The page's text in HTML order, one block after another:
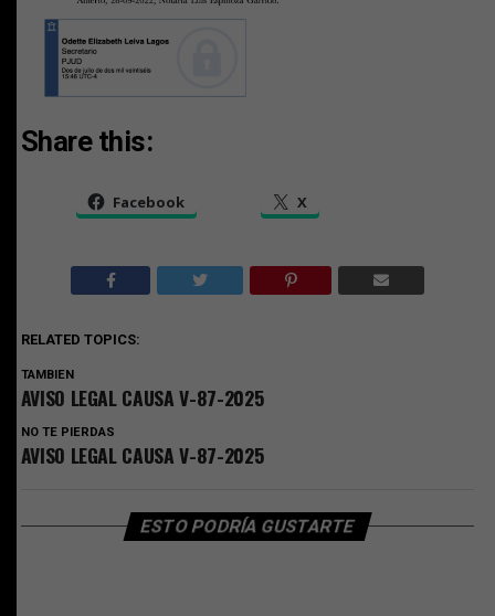
Share this:
Facebook X
RELATED TOPICS:
TAMBIEN
AVISO LEGAL CAUSA V-87-2025
NO TE PIERDAS
AVISO LEGAL CAUSA V-87-2025
ESTO PODRÍA GUSTARTE